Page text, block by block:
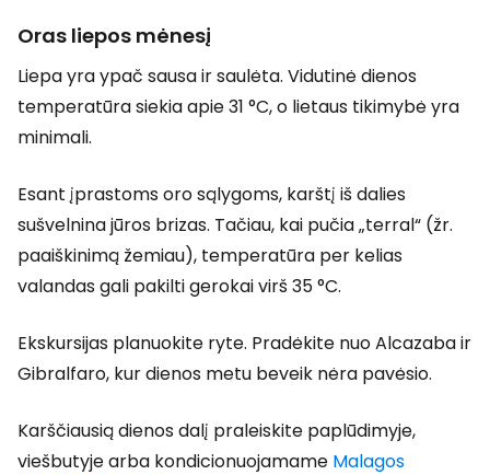
Oras liepos mėnesį
Liepa yra ypač sausa ir saulėta. Vidutinė dienos
temperatūra siekia apie 31 °C, o lietaus tikimybė yra
minimali.
Esant įprastoms oro sąlygoms, karštį iš dalies
sušvelnina jūros brizas. Tačiau, kai pučia „terral“ (žr.
paaiškinimą žemiau), temperatūra per kelias
valandas gali pakilti gerokai virš 35 °C.
Ekskursijas planuokite ryte. Pradėkite nuo Alcazaba ir
Gibralfaro, kur dienos metu beveik nėra pavėsio.
Karščiausią dienos dalį praleiskite paplūdimyje,
viešbutyje arba kondicionuojamame Malagos